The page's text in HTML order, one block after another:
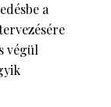
a
végül